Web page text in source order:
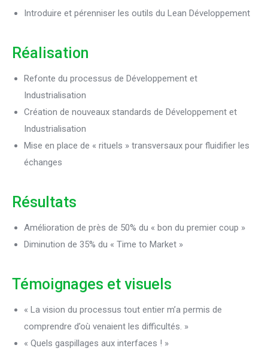
Introduire et pérenniser les outils du Lean Développement
Réalisation
Refonte du processus de Développement et
Industrialisation
Création de nouveaux standards de Développement et
Industrialisation
Mise en place de « rituels » transversaux pour fluidifier les
échanges
Résultats
Amélioration de près de 50% du « bon du premier coup »
Diminution de 35% du « Time to Market »
Témoignages et visuels
« La vision du processus tout entier m’a permis de
comprendre d’où venaient les difficultés. »
« Quels gaspillages aux interfaces ! »